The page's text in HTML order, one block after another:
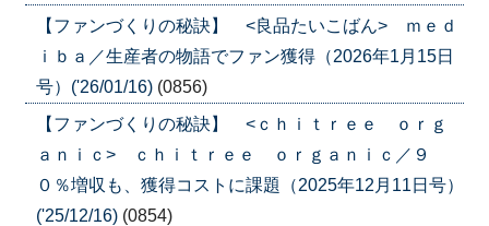
【ファンづくりの秘訣】 <良品たいこばん> ｍｅｄ
ｉｂａ／生産者の物語でファン獲得（2026年1月15日
号）('26/01/16) (0856)
【ファンづくりの秘訣】 <ｃｈｉｔｒｅｅ ｏｒｇ
ａｎｉｃ> ｃｈｉｔｒｅｅ ｏｒｇａｎｉｃ／９
０％増収も、獲得コストに課題（2025年12月11日号）
('25/12/16) (0854)